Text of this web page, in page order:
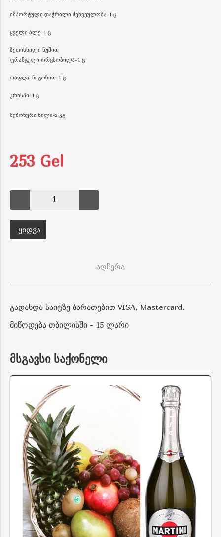
იმპორტული დაჭრილი ძეხვეულობა-1 ც
ყველი ბლე-1 ც
ზეთისხილი ნუშით
ფრანგული ორცხობილა-1 ც
თაფლი ნიგოზით-1 ც
კრისპი-1 ც
სეზონური ხილი-2 კგ
253 Gel
ᲧᲘᲓᲕᲐ
აღწერა
გადახდა საიტზე ბარათებით VISA, Mastercard.
მიწოდება თბილისში - 15 ლარი
მსგავსი საქონელი